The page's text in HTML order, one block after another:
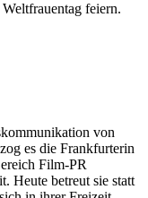
feiern.
von
es die Frankfurterin
Film-PR
Heute betreut sie statt